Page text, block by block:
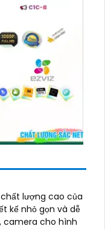
cần: Nếu bạn
loại chống
ổn định.
lưu trữ: Chọn
mạng, lưu trữ
máy tính.
của bạn để
tiền.
chọn lựa được
lượng cao của